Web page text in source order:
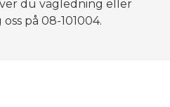
du vägledning eller
på 08-101004.